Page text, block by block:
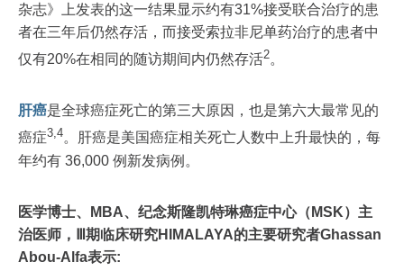
杂志》上发表的这一结果显示约有31%接受联合治疗的患
者在三年后仍然存活，而接受索拉非尼单药治疗的患者中
仅有20%在相同的随访期间内仍然存活2。
肝癌是全球癌症死亡的第三大原因，也是第六大最常见的
癌症3,4。肝癌是美国癌症相关死亡人数中上升最快的，每
年约有 36,000 例新发病例。
医学博士、MBA、纪念斯隆凯特琳癌症中心（MSK）主
治医师，Ⅲ期临床研究HIMALAYA的主要研究者Ghassan
Abou-Alfa表示: